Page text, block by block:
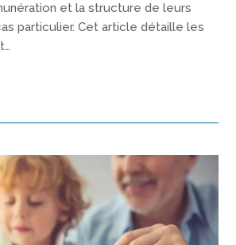
et la structure de leurs
particulier. Cet article détaille les